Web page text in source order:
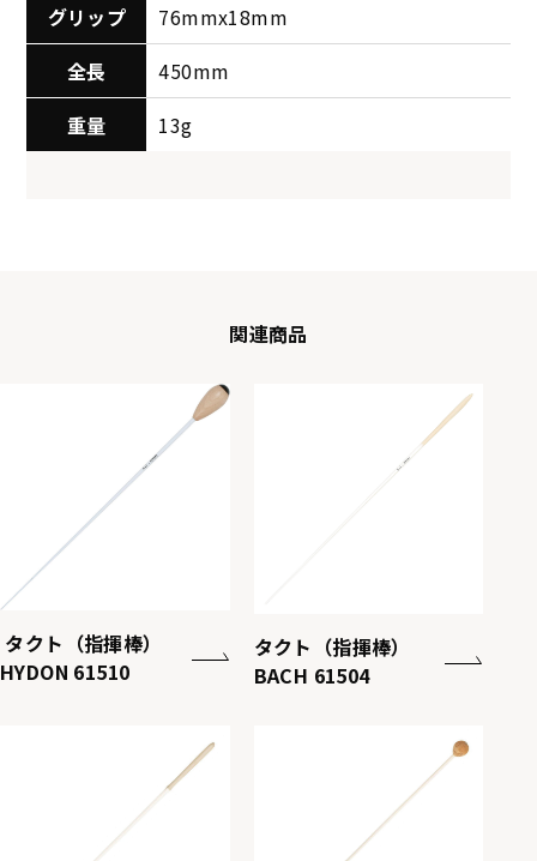
グリップ
76mmx18mm
全長
450mm
重量
13g
関連商品
タクト（指揮棒）
HYDON 61510
タクト（指揮棒）
BACH 61504